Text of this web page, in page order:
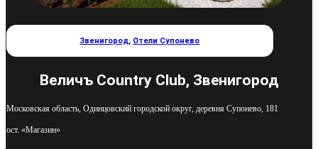
Звенигород, Отели Супонево
Величъ Country Club, Звенигород
Московская область, Одинцовский городской округ, деревня Супонево, 181
ост. «Магазин»